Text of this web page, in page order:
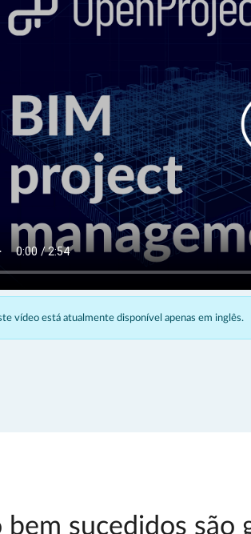
vídeo está atualmente disponível apenas em inglês.
sucedidos são